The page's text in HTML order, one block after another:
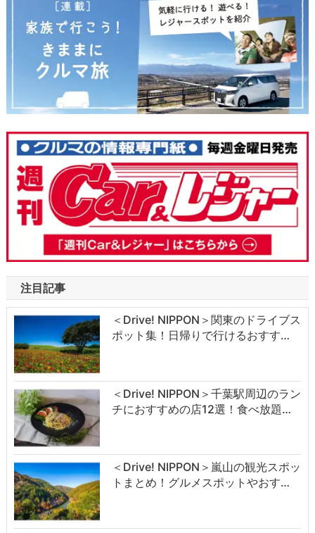
注目記事
＜Drive! NIPPON＞関東のドライブス
ポット集！日帰りで行けるおすす…
＜Drive! NIPPON＞千葉駅周辺のラン
チにおすすめの店12選！食べ放題…
＜Drive! NIPPON＞嵐山の観光スポッ
トまとめ！グルメスポットやおす…